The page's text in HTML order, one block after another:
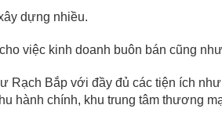
dựng nhiều.
việc kinh doanh buôn bán cũng
Rạch Bắp với đầy đủ các tiện ích
hành chính, khu trung tâm thương